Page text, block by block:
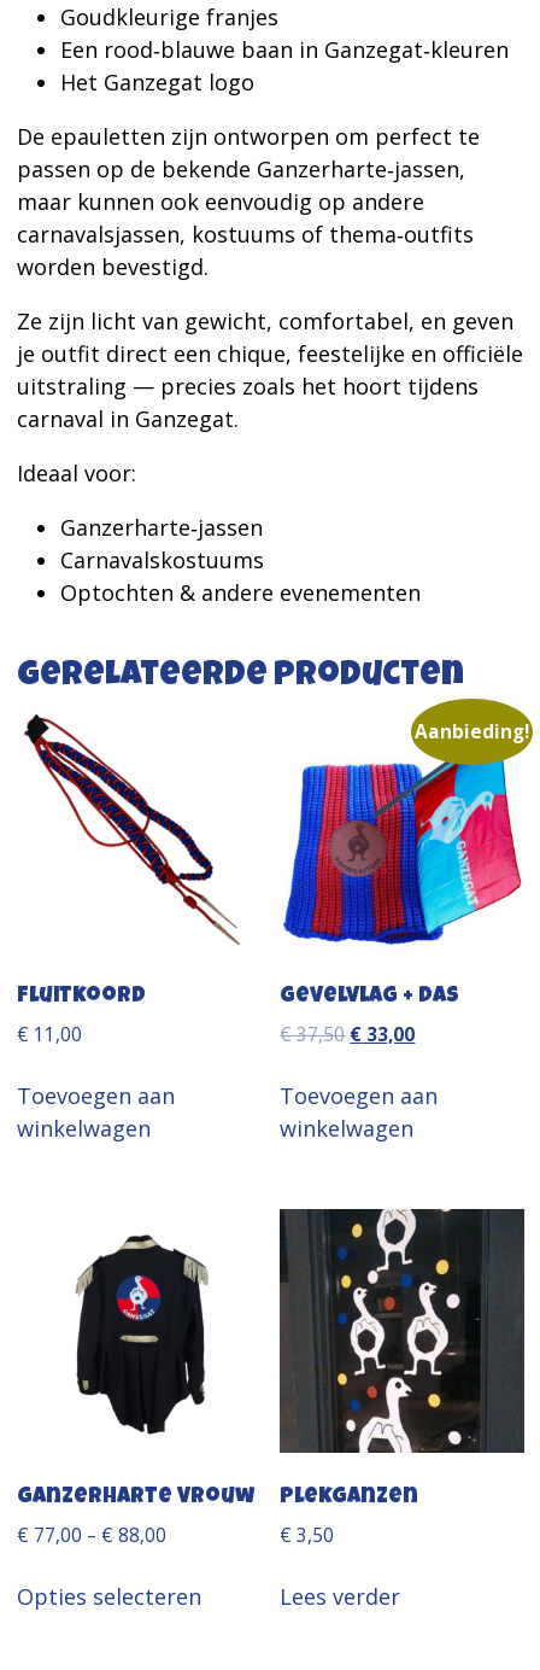
Goudkleurige franjes
Een rood‑blauwe baan in Ganzegat‑kleuren
Het Ganzegat logo
De epauletten zijn ontworpen om perfect te
passen op de bekende Ganzerharte‑jassen,
maar kunnen ook eenvoudig op andere
carnavalsjassen, kostuums of thema‑outfits
worden bevestigd.
Ze zijn licht van gewicht, comfortabel, en geven
je outfit direct een chique, feestelijke en officiële
uitstraling — precies zoals het hoort tijdens
carnaval in Ganzegat.
Ideaal voor:
Ganzerharte‑jassen
Carnavalskostuums
Optochten & andere evenementen
Gerelateerde producten
Fluitkoord
€ 11,00
Toevoegen aan
winkelwagen
Aanbieding!
Gevelvlag + Das
€37,50 Oorspronkelijke
was:
€ 37,50.
€ 33,00Huidige
is:
Toevoegen aan
winkelwagen
Ganzerharte Vrouw
€ 77,00 – € 88,00
Opties selecterenproduct
Plekganzen
€ 3,50
Lees verder